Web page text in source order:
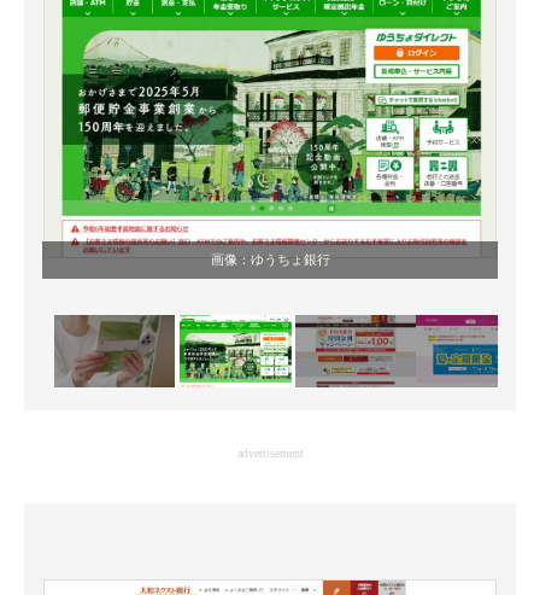
電子設計の基本と応用
エネルギーの専門メディア
建設×テクノロジーの最前線
ちょっと気になるネットの話題
画像： ゆうちょ銀行
advertisement